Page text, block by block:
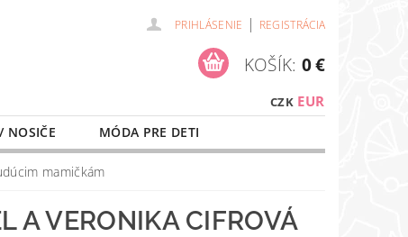
PRIHLÁSENIE | REGISTRÁCIA
CZK EUR
KOŠÍK: 0 €
NOSIČE
MÓDA PRE DETI
NAŠE SLUŽBY
mamičkám
A VERONIKA CIFROVÁ